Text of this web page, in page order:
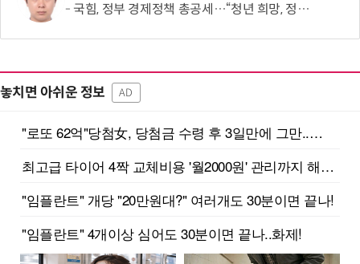
국힘, 정부 경제정책 총공세…“청년 희망, 정권교체 외 해답 없어”
놓치면 아쉬운 정보 AD